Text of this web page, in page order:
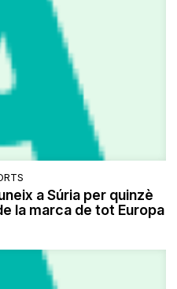
a Súria per quinzè
la marca de tot Europa